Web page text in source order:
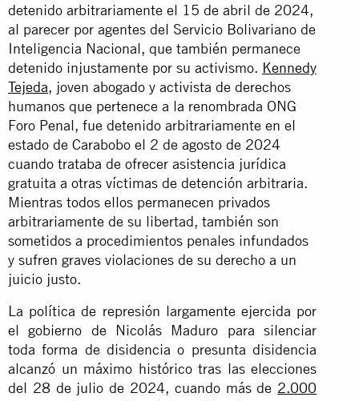
detenido arbitrariamente el 15 de abril de 2024,
al parecer por agentes del Servicio Bolivariano de
Inteligencia Nacional, que también permanece
detenido injustamente por su activismo. Kennedy
Tejeda, joven abogado y activista de derechos
humanos que pertenece a la renombrada ONG
Foro Penal, fue detenido arbitrariamente en el
estado de Carabobo el 2 de agosto de 2024
cuando trataba de ofrecer asistencia jurídica
gratuita a otras víctimas de detención arbitraria.
Mientras todos ellos permanecen privados
arbitrariamente de su libertad, también son
sometidos a procedimientos penales infundados
y sufren graves violaciones de su derecho a un
juicio justo.
La política de represión largamente ejercida por
el gobierno de Nicolás Maduro para silenciar
toda forma de disidencia o presunta disidencia
alcanzó un máximo histórico tras las elecciones
del 28 de julio de 2024, cuando más de 2.000